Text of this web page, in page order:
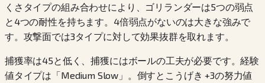
くさタイプの組み合わせにより、ゴリランダーは5つの弱点
と4つの耐性を持ちます。4倍弱点がないのは大きな強みで
す。攻撃面では3タイプに対して効果抜群を取れます。
捕獲率は45と低く、捕獲にはボールの工夫が必要です。経験
値タイプは「Medium Slow」。倒すとこうげき +3の努力値